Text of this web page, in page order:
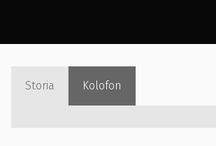
Storia Kolofon